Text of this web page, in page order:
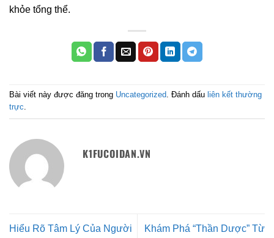
khỏe tổng thể.
Bài viết này được đăng trong Uncategorized. Đánh dấu liên kết thường
trực.
K1FUCOIDAN.VN
Hiểu Rõ Tâm Lý Của Người
Khám Phá “Thần Dược” Từ